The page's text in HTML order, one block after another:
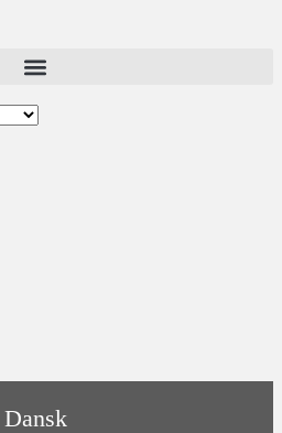
Dansk